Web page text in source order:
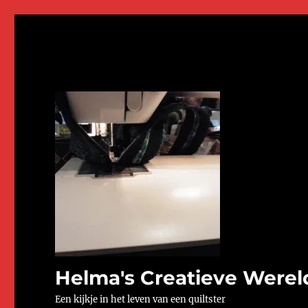
Helma's Creatieve
Een kijkje in het leven van een quiltster